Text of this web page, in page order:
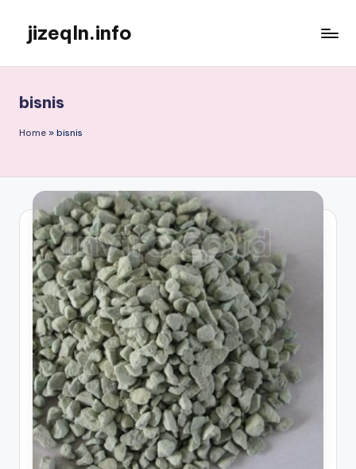
content
jizeqln.info
Untuk
Informasi
Terpercaya
bisnis
Home » bisnis